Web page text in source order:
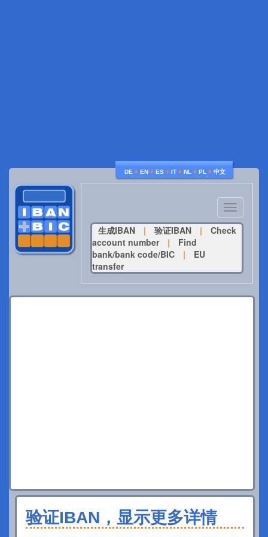
DE ♦ EN ♦ ES ♦ IT ♦ NL ♦ PL ♦ 中文
Toggle
navigation
生成IBAN
| 验证IBAN |
Check
account number
|
Find
bank/bank code/BIC
|
EU
transfer
验证IBAN，显示更多详情